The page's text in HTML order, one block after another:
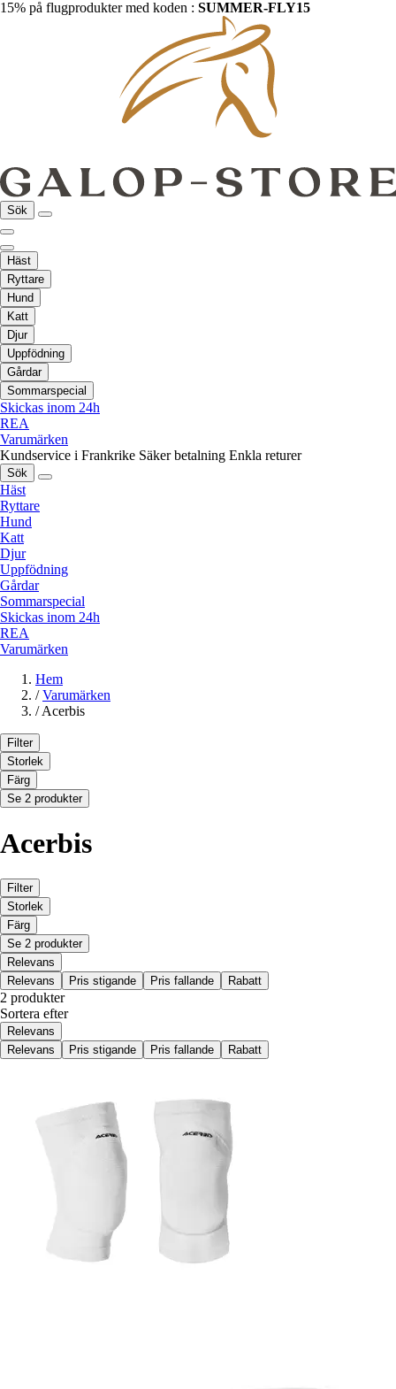
15% på flugprodukter med koden : SUMMER-FLY15
Sök
Häst
Ryttare
Hund
Katt
Djur
Uppfödning
Gårdar
Sommarspecial
Skickas inom 24h
REA
Varumärken
Kundservice i Frankrike Säker betalning Enkla returer
Sök
Häst
Ryttare
Hund
Katt
Djur
Uppfödning
Gårdar
Sommarspecial
Skickas inom 24h
REA
Varumärken
Hem
/ Varumärken
/ Acerbis
Filter
Storlek
Färg
Se 2 produkter
Acerbis
Filter
Storlek
Färg
Se 2 produkter
Relevans
Relevans
Pris stigande Pris fallande Rabatt
2 produkter
Sortera efter
Relevans
Relevans
Pris stigande Pris fallande Rabatt